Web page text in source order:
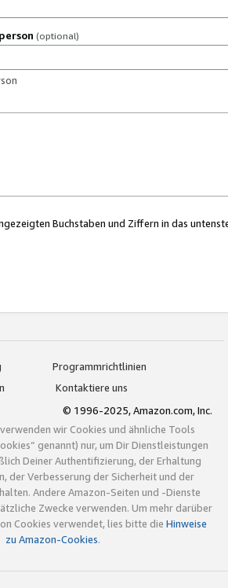
(optional)
Buchstaben und Ziffern in das
Programmrichtlinien
Kontaktiere uns
© 1996-2025, Amazon.com, Inc.
wir Cookies und ähnliche Tools
genannt) nur, um Dir Dienstleistungen
Deiner Authentifizierung, der Erhaltung
der Verbesserung der Sicherheit und der
Andere Amazon-Seiten und -Dienste
Zwecke verwenden. Um mehr darüber
Cookies verwendet, lies bitte die Hinweise
zu Amazon-Cookies.